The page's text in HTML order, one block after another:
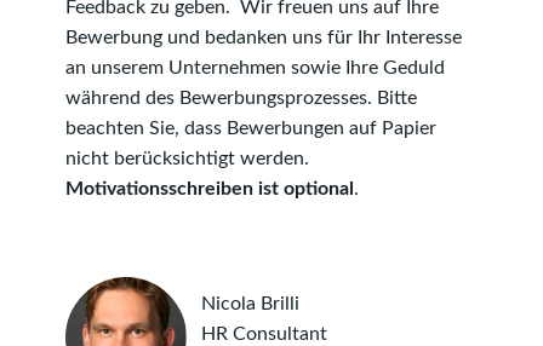
Feedback zu geben. Wir freuen uns auf Ihre
Bewerbung und bedanken uns für Ihr Interesse
an unserem Unternehmen sowie Ihre Geduld
während des Bewerbungsprozesses. Bitte
beachten Sie, dass Bewerbungen auf Papier
nicht berücksichtigt werden.
Motivationsschreiben ist optional .
Nicola Brilli
HR Consultant